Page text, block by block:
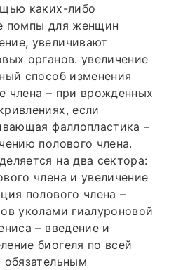
каких-либо
помпы для женщин
увеличивают
органов. увеличение
способ изменения
члена – при врожденных
если
фаллопластика –
полового члена.
на два сектора:
члена и увеличение
полового члена –
уколами гиалуроновой
– введение и
биогеля по всей
обязательным